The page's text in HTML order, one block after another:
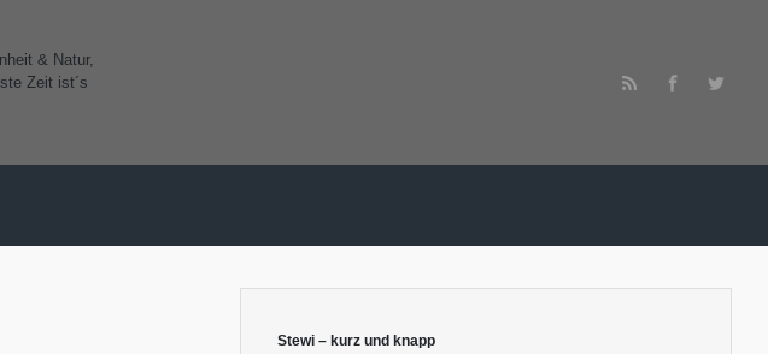
& Natur,
Zeit ist´s
Stewi – kurz und knapp